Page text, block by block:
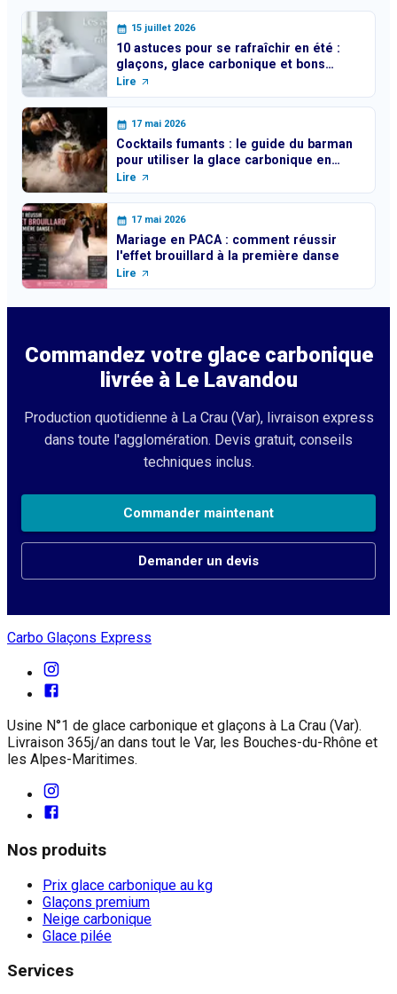
15 juillet 2026
10 astuces pour se rafraîchir en été :
glaçons, glace carbonique et bons
réflexes
Lire
17 mai 2026
Cocktails fumants : le guide du barman
pour utiliser la glace carbonique en
toute sécurité
Lire
17 mai 2026
Mariage en PACA : comment réussir
l'effet brouillard à la première danse
Lire
Commandez votre glace carbonique
livrée à Le Lavandou
Production quotidienne à La Crau (Var), livraison express
dans toute l'agglomération. Devis gratuit, conseils
techniques inclus.
Commander maintenant
Demander un devis
Carbo Glaçons Express
Usine N°1 de glace carbonique et glaçons à La Crau (Var).
Livraison 365j/an dans tout le Var, les Bouches-du-Rhône et
les Alpes-Maritimes.
Nos produits
Prix glace carbonique au kg
Glaçons premium
Neige carbonique
Glace pilée
Services